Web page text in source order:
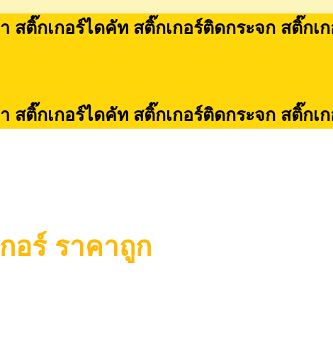
สติ๊กเกอร์ไดคัท สติ๊กเกอร์ติดกระจก สติ๊กเ
สติ๊กเกอร์ไดคัท สติ๊กเกอร์ติดกระจก สติ๊กเ
อร์ ราคาถูก